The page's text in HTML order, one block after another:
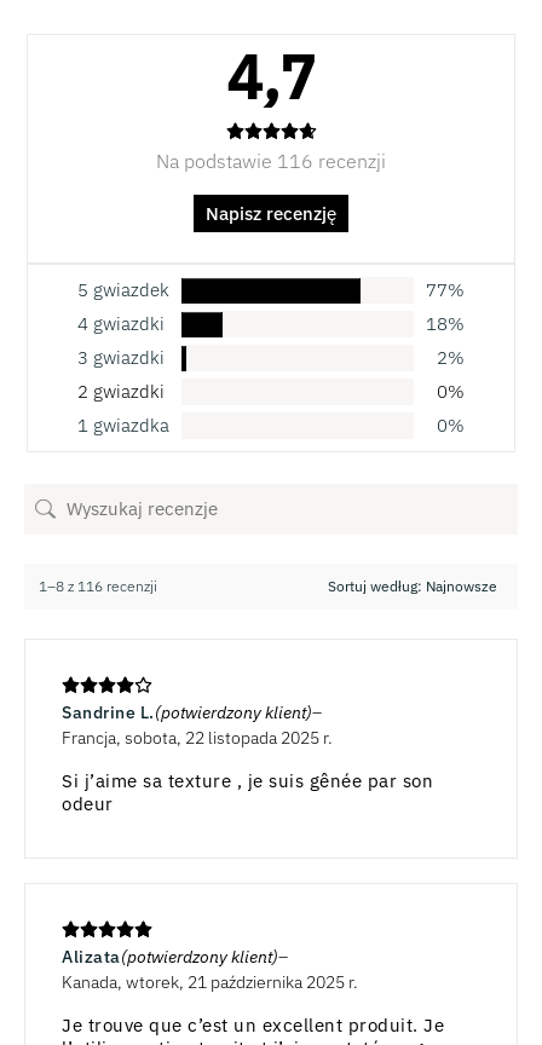
4,7
Na podstawie 116 recenzji
Napisz recenzję
5 gwiazdek
77%
4 gwiazdki
18%
3 gwiazdki
2%
2 gwiazdki
0%
1 gwiazdka
0%
1–8 z 116 recenzji
Sandrine L.(potwierdzony klient)
Francja, sobota, 22 listopada 2025 r.
Si j’aime sa texture , je suis gênée par son
odeur
Alizata(potwierdzony klient)
Kanada, wtorek, 21 października 2025 r.
Je trouve que c’est un excellent produit. Je